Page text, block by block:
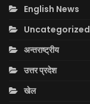
English News
Uncategorized
अन्तराष्ट्रीय
उत्तर प्रदेश
खेल